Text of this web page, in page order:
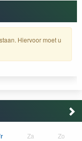
Hiervoor moet u
Za Zo